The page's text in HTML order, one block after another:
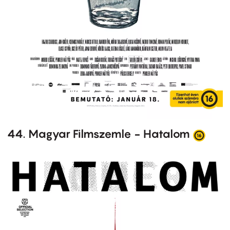
44. Magyar Filmszemle - Hatalom